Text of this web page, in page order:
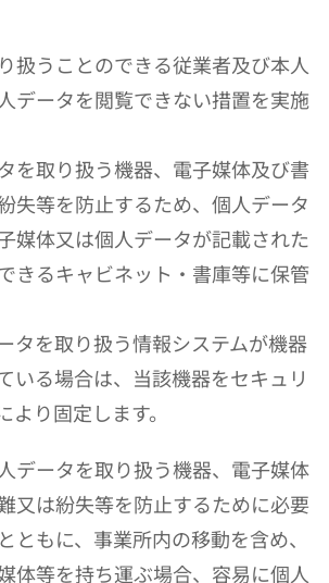
扱うことのできる従業者及び本人
データを閲覧できない措置を実施
を取り扱う機器、電子媒体及び書
失等を防止するため、個人データ
媒体又は個人データが記載された
きるキャビネット・書庫等に保管
タを取り扱う情報システムが機器
いる場合は、当該機器をセキュリ
より固定します。
データを取り扱う機器、電子媒体
又は紛失等を防止するために必要
ともに、事業所内の移動を含め、
体等を持ち運ぶ場合、容易に個人